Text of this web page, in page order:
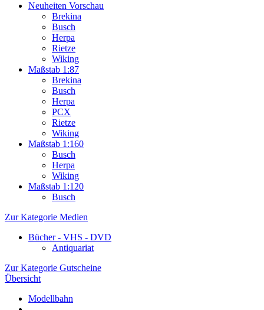
Neuheiten Vorschau
Brekina
Busch
Herpa
Rietze
Wiking
Maßstab 1:87
Brekina
Busch
Herpa
PCX
Rietze
Wiking
Maßstab 1:160
Busch
Herpa
Wiking
Maßstab 1:120
Busch
Zur Kategorie Medien
Bücher - VHS - DVD
Antiquariat
Zur Kategorie Gutscheine
Übersicht
Modellbahn